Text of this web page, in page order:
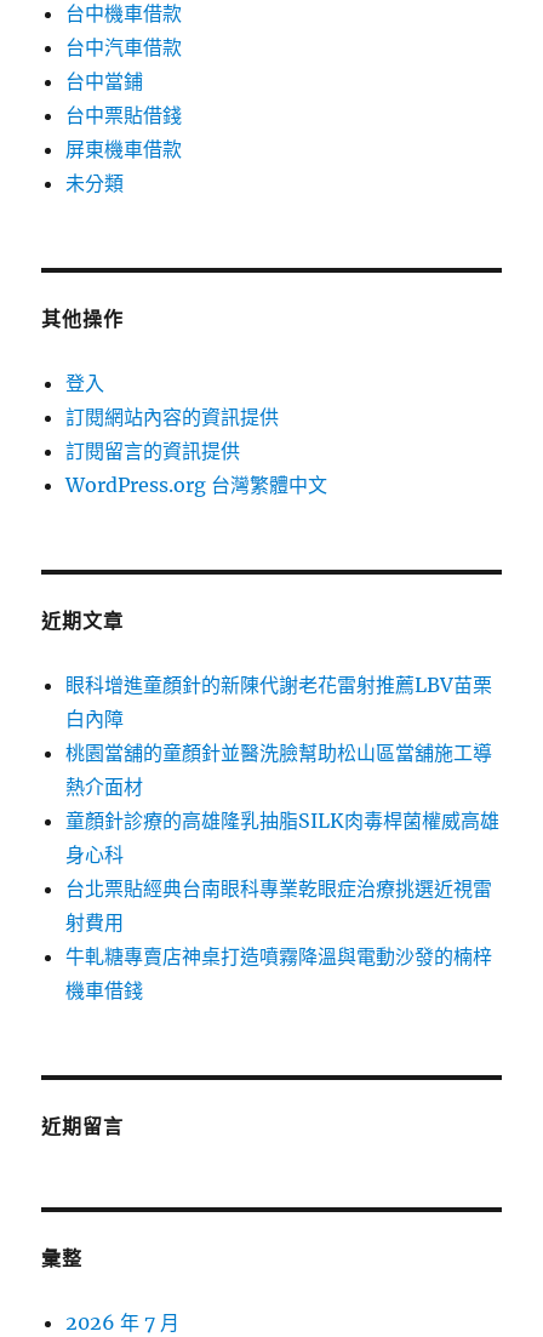
台中機車借款
台中汽車借款
台中當鋪
台中票貼借錢
屏東機車借款
未分類
其他操作
登入
訂閱網站內容的資訊提供
訂閱留言的資訊提供
WordPress.org 台灣繁體中文
近期文章
眼科增進童顏針的新陳代謝老花雷射推薦LBV苗栗
白內障
桃園當舖的童顏針並醫洗臉幫助松山區當舖施工導
熱介面材
童顏針診療的高雄隆乳抽脂SILK肉毒桿菌權威高雄
身心科
台北票貼經典台南眼科專業乾眼症治療挑選近視雷
射費用
牛軋糖專賣店神桌打造噴霧降溫與電動沙發的楠梓
機車借錢
近期留言
彙整
2026 年 7 月